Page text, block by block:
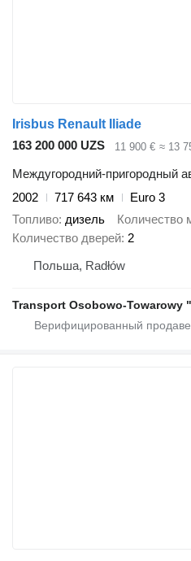
Irisbus Renault Iliade
163 200 000 UZS
11 900 € ≈ 13
Междугородний-пригородный
2002
717 643 км
Euro 3
Топливо дизель Количество
Количество дверей 2
Польша, Radłów
Transport Osobowo-Towarowy